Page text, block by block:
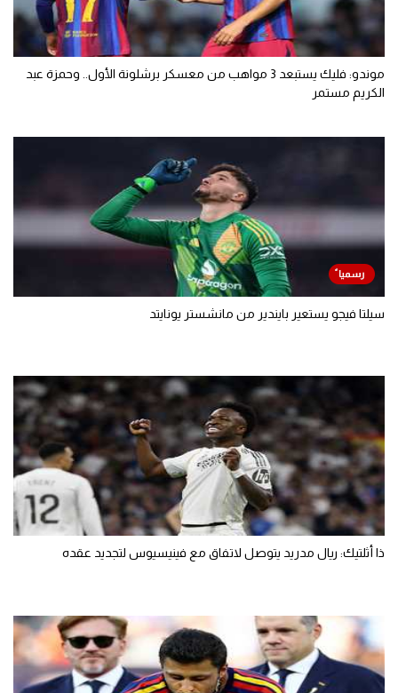
موندو: فليك يستبعد 3 مواهب من معسكر برشلونة الأول.. وحمزة عبد
الكريم مستمر
سيلتا فيجو يستعير بايندير من مانشستر يونايتد
ذا أثلتيك: ريال مدريد يتوصل لاتفاق مع فينيسيوس لتجديد عقده